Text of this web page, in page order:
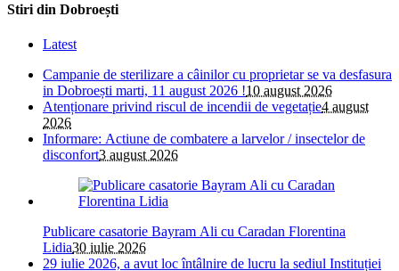
Stiri din Dobroești
Latest
Campanie de sterilizare a câinilor cu proprietar se va desfasura
in Dobroești marti, 11 august 2026 !10 august 2026
Atenționare privind riscul de incendii de vegetație4 august
2026
Informare: Actiune de combatere a larvelor / insectelor de
disconfort3 august 2026
Publicare casatorie Bayram Ali cu Caradan Florentina
Lidia30 iulie 2026
29 iulie 2026, a avut loc întâlnire de lucru la sediul Instituției